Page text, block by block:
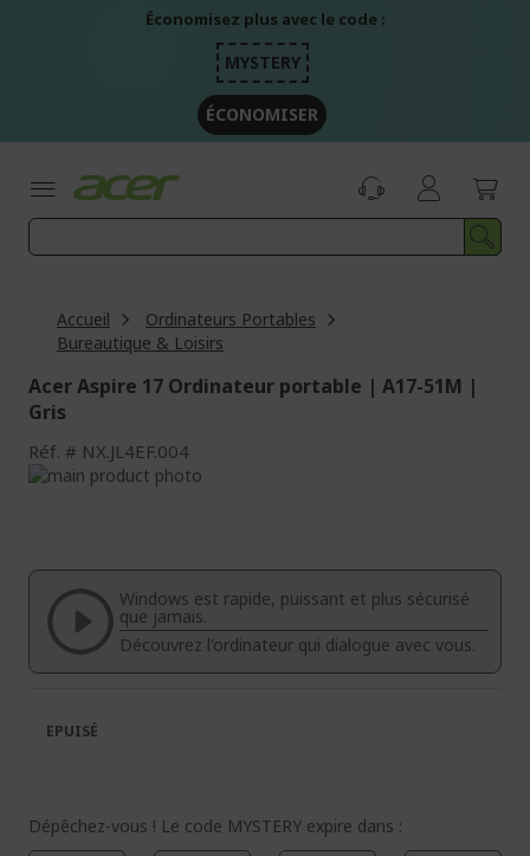
Économisez plus avec le code :
MYSTERY
ÉCONOMISER
Accueil
Ordinateurs Portables
Bureautique & Loisirs
Acer Aspire 17 Ordinateur portable | A17-51M |
Gris
Réf. NX.JL4EF.004
Passer
de
galerie
d’images
de
Galerie
d’images
Windows est rapide, puissant et plus sécurisé
que jamais.
Découvrez l'ordinateur qui dialogue avec vous.
Dépêchez-vous ! Le code MYSTERY expire dans :
EPUISÉ